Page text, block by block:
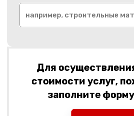
Для
стоимости услуг,
заполните